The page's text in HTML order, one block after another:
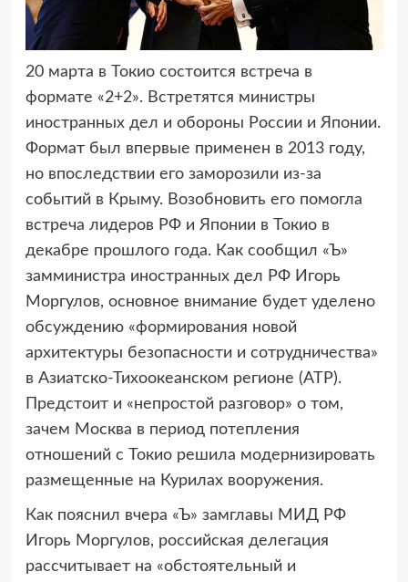
20 марта в Токио состоится встреча в
формате «2+2». Встретятся министры
иностранных дел и обороны России и Японии.
Формат был впервые применен в 2013 году,
но впоследствии его заморозили из-за
событий в Крыму. Возобновить его помогла
встреча лидеров РФ и Японии в Токио в
декабре прошлого года. Как сообщил «Ъ»
замминистра иностранных дел РФ Игорь
Моргулов, основное внимание будет уделено
обсуждению «формирования новой
архитектуры безопасности и сотрудничества»
в Азиатско-Тихоокеанском регионе (АТР).
Предстоит и «непростой разговор» о том,
зачем Москва в период потепления
отношений с Токио решила модернизировать
размещенные на Курилах вооружения.
Как пояснил вчера «Ъ» замглавы МИД РФ
Игорь Моргулов, российская делегация
рассчитывает на «обстоятельный и